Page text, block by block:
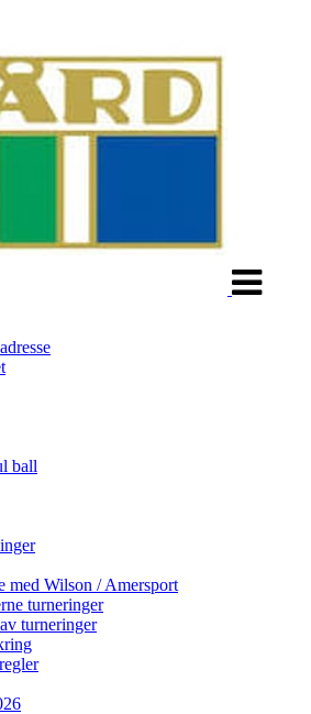
ball
med Wilson / Amersport
turneringer
turneringer